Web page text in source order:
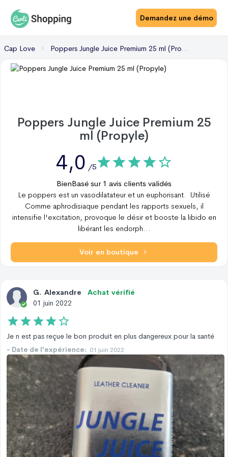
Demandez une démo
Cap Love Poppers Jungle Juice Premium 25 ml (Propyle)
Poppers Jungle Juice Premium 25
ml (Propyle)
4,0 /5
BienBasé sur 1 avis clients validés
Le poppers est un vasodilatateur et un euphorisant. Utilisé
Comme aphrodisiaque pendant les rapports sexuels, il
intensifie l'excitation, provoque le désir et booste la libido en
libérant les endorph...
Voir en boutique
G. Alexandre
Achat vérifié
01 juin 2022
Je n est pas reçue le bon produit en plus dangereux pour la santé
- Date de l'expérience: 01 juin 2022